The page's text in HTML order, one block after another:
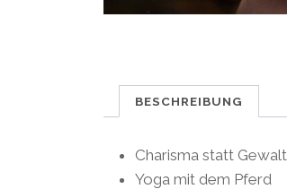
BESCHREIBUNG
Charisma statt Gewalt
Yoga mit dem Pferd